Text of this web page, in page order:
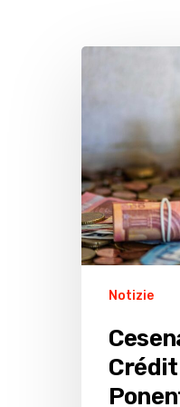
Agricole
a
Ponente:
addio
all’ultimo
sportello
Notizie